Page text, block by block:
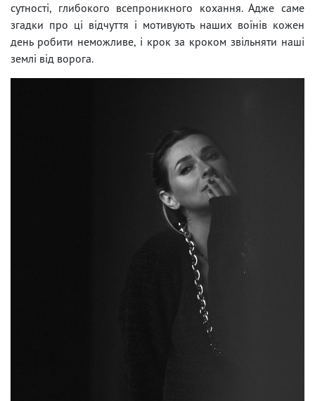
сутності, глибокого всепроникного кохання. Адже саме
згадки про ці відчуття і мотивують наших воїнів кожен
день робити неможливе, і крок за кроком звільняти наші
землі від ворога.